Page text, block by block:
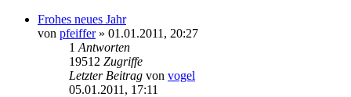
Frohes neues Jahr
von pfeiffer» 01.01.2011, 20:27
1 Antworten
19512 Zugriffe
Letzter Beitrag von vogel
05.01.2011, 17:11